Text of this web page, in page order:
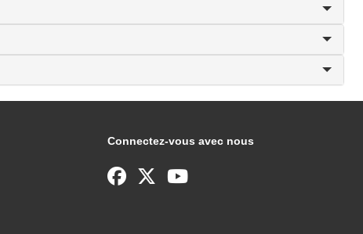
Connectez-vous avec nous